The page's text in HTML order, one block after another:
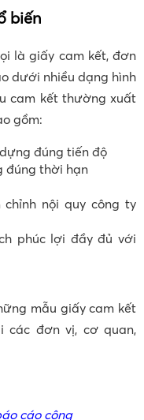
biến
là giấy cam kết, đơn
dưới nhiều dạng hình
cam kết thường xuất
gồm:
đúng tiến độ
đúng thời hạn
nội quy công ty
phúc lợi đầy đủ với
mẫu giấy cam kết
các đơn vị, cơ quan,
cáo công